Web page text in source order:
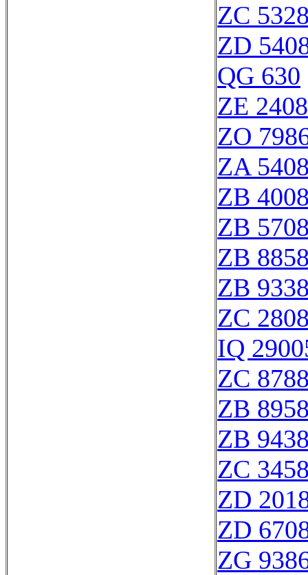
ZC
ZD
QG 630
ZE
ZO
ZA
ZB
ZB
ZB
ZB
ZC
IQ
ZC
ZB
ZB
ZC
ZD
ZD
ZG